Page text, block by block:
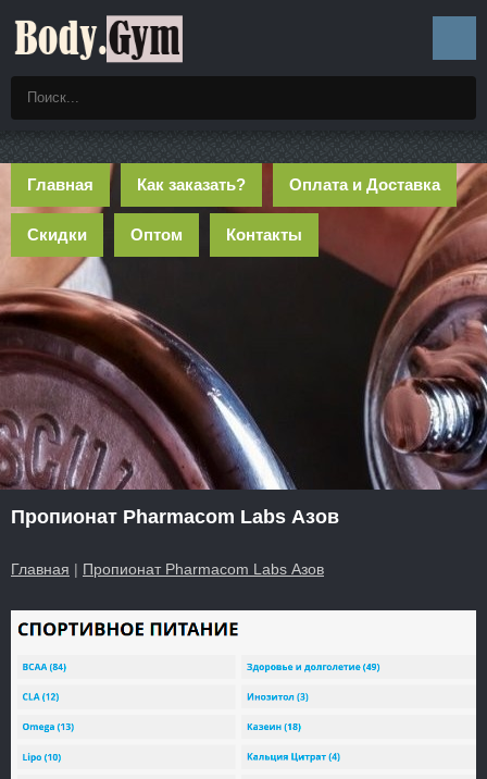
Главная Как заказать? Оплата и Доставка
Скидки Оптом Контакты
Пропионат Pharmacom Labs Азов
Главная | Пропионат Pharmacom Labs Азов